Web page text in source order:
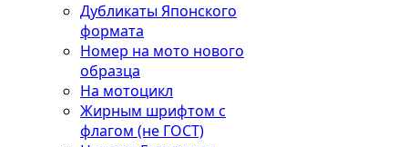
Дубликаты Японского
формата
Номер на мото нового
образца
На мотоцикл
Жирным шрифтом с
флагом (не ГОСТ)